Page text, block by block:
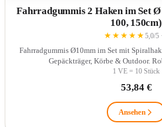
Fahrradgummis 2 Haken im Set
100, 150cm)
★ ★ ★ ★ ★5,0/5
Fahrradgummis Ø10mm im Set mit
Gepäckträger, Körbe & Outdoor.
1 VE = 10 Stück
53,84 €
Ansehen